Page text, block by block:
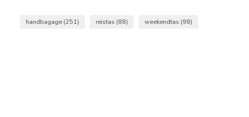
handbagage (251) reistas (88) weekendtas (98)